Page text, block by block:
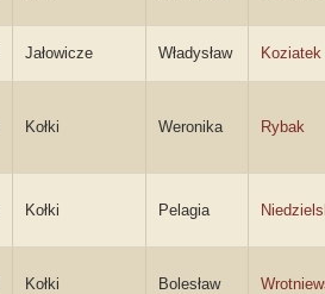
Jałowicze Władysław Koziatek
Kołki Weronika Rybak
Kołki Pelagia
Kołki Bolesław